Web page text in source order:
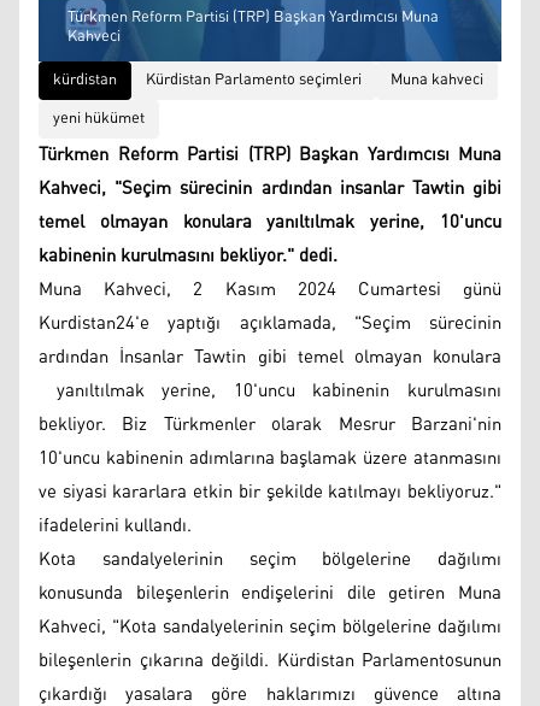
Türkmen Reform Partisi (TRP) Başkan Yardımcısı Muna
Kahveci
kürdistan
Kürdistan Parlamento seçimleri
Muna kahveci
yeni hükümet
Türkmen Reform Partisi (TRP) Başkan Yardımcısı Muna
Kahveci, "Seçim sürecinin ardından insanlar Tawtin gibi
temel olmayan konulara yanıltılmak yerine, 10'uncu
kabinenin kurulmasını bekliyor." dedi.
Muna Kahveci, 2 Kasım 2024 Cumartesi günü
Kurdistan24'e yaptığı açıklamada, "Seçim sürecinin
ardından İnsanlar Tawtin gibi temel olmayan konulara
yanıltılmak yerine, 10'uncu kabinenin kurulmasını
bekliyor. Biz Türkmenler olarak Mesrur ​​Barzani'nin
10'uncu kabinenin adımlarına başlamak üzere atanmasını
ve siyasi kararlara etkin bir şekilde katılmayı bekliyoruz."
ifadelerini kullandı.
Kota sandalyelerinin seçim bölgelerine dağılımı
konusunda bileşenlerin endişelerini dile getiren Muna
Kahveci, "Kota sandalyelerinin seçim bölgelerine dağılımı
bileşenlerin çıkarına değildi. Kürdistan Parlamentosunun
çıkardığı yasalara göre haklarımızı güvence altına